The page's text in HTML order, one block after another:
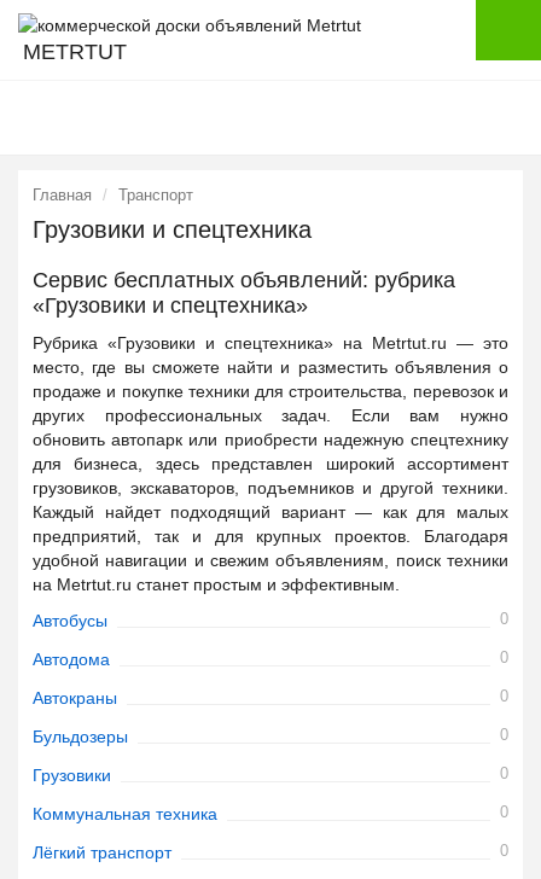
METRTUT
Главная Транспорт
Грузовики и спецтехника
Сервис бесплатных объявлений: рубрика
«Грузовики и спецтехника»
Рубрика «Грузовики и спецтехника» на Metrtut.ru — это
место, где вы сможете найти и разместить объявления о
продаже и покупке техники для строительства, перевозок и
других профессиональных задач. Если вам нужно
обновить автопарк или приобрести надежную спецтехнику
для бизнеса, здесь представлен широкий ассортимент
грузовиков, экскаваторов, подъемников и другой техники.
Каждый найдет подходящий вариант — как для малых
предприятий, так и для крупных проектов. Благодаря
удобной навигации и свежим объявлениям, поиск техники
на Metrtut.ru станет простым и эффективным.
Автобусы
0
Автодома 0
Автокраны 0
Бульдозеры 0
Грузовики 0
Коммунальная техника 0
Лёгкий транспорт 0